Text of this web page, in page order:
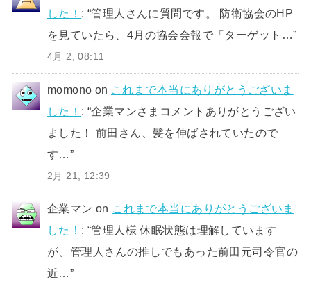
した！ : “管理人さんに質問です。 防衛協会のHP
を見ていたら、4月の協会会報で「ターゲット…”
4月 2, 08:11
momono on これまで本当にありがとうございま
した！ : “企業マンさまコメントありがとうござい
ました！ 前田さん、髪を伸ばされていたので
す…”
2月 21, 12:39
企業マン on これまで本当にありがとうございま
した！ : “管理人様 休眠状態は理解しています
が、管理人さんの推しでもあった前田元司令官の
近…”